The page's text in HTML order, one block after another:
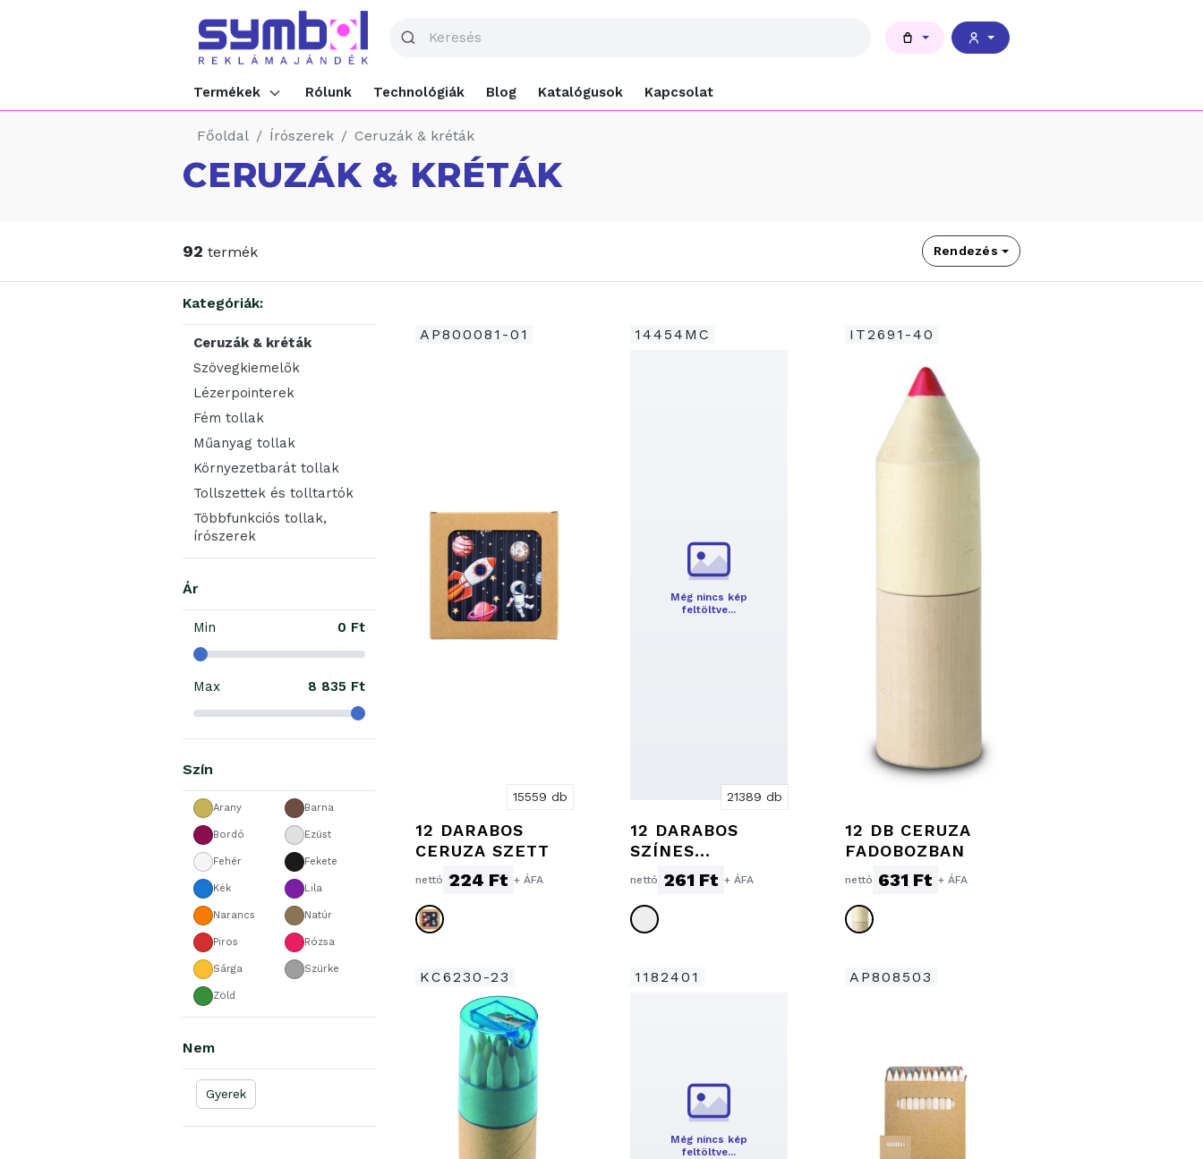
Termékek Rólunk Technológiák Blog Katalógusok Kapcsolat
Főoldal Írószerek Ceruzák & kréták
CERUZÁK & KRÉTÁK
92 termék Rendezés
Kategóriák:
Ceruzák & kréták
Szövegkiemelők
Lézerpointerek
Fém tollak
Műanyag tollak
Környezetbarát tollak
Tollszettek és tolltartók
Többfunkciós tollak,
írószerek
Ár
Min 0 Ft
Max 8 835 Ft
Szín
Arany Barna
Bordó Ezüst
Fehér Fekete
Kék Lila
Narancs Natúr
Piros Rózsa
Sárga Szürke
Zöld
Nem
Gyerek
AP800081-01
15559 db
12 DARABOS
CERUZA SZETT
nettó 224 Ft + ÁFA
14454MC
Még nincs kép
feltöltve…
21389 db
12 DARABOS
SZÍNES
CERUZAKÉSZLET
nettó 261 Ft + ÁFA
IT2691-40
12 DB CERUZA
FADOBOZBAN
nettó 631 Ft + ÁFA
KC6230-23 1182401
Még nincs kép
feltöltve…
AP808503